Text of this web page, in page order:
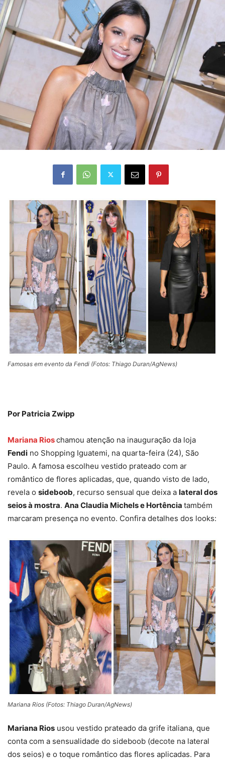
Famosas em evento da Fendi (Fotos: Thiago Duran/AgNews)
Por Patricia Zwipp
Mariana Rioschamou atenção na inauguração da loja
Fendi no Shopping Iguatemi, na quarta-feira (24), São
Paulo. A famosa escolheu vestido prateado com ar
romântico de flores aplicadas, que, quando visto de lado,
revela o sideboob, recurso sensual que deixa a lateral dos
seios à mostra. Ana Claudia Michels e Hortência também
marcaram presença no evento. Confira detalhes dos looks:
Mariana Rios (Fotos: Thiago Duran/AgNews)
Mariana Rios usou vestido prateado da grife italiana, que
conta com a sensualidade do sideboob (decote na lateral
dos seios) e o toque romântico das flores aplicadas. Para